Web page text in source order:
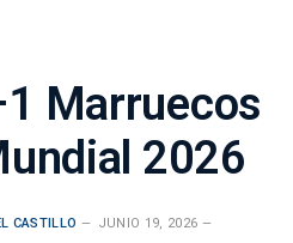
Marruecos
2026
CASTILLO JUNIO 19, 2026